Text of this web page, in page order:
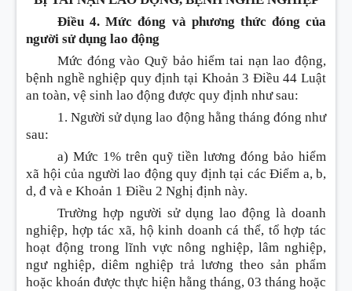
Điều 4. Mức đóng và phương thức đóng của
người sử dụng lao động
Mức đóng vào Quỹ bảo hiểm tai nạn lao động,
bệnh nghề nghiệp quy định tại Khoản 3 Điều 44 Luật
an toàn, vệ sinh lao động được quy định như sau:
1. Người sử dụng lao động hằng tháng đóng như
sau:
a) Mức 1% trên quỹ tiền lương đóng bảo hiểm
xã hội của người lao động quy định tại các Điểm a, b,
d, đ và e Khoản 1 Điều 2 Nghị định này.
Trường hợp người sử dụng lao động là doanh
nghiệp, hợp tác xã, hộ kinh doanh cá thể, tổ hợp tác
hoạt động trong lĩnh vực nông nghiệp, lâm nghiệp,
ngư nghiệp, diêm nghiệp trả lương theo sản phẩm
hoặc khoán được thực hiện hằng tháng, 03 tháng hoặc